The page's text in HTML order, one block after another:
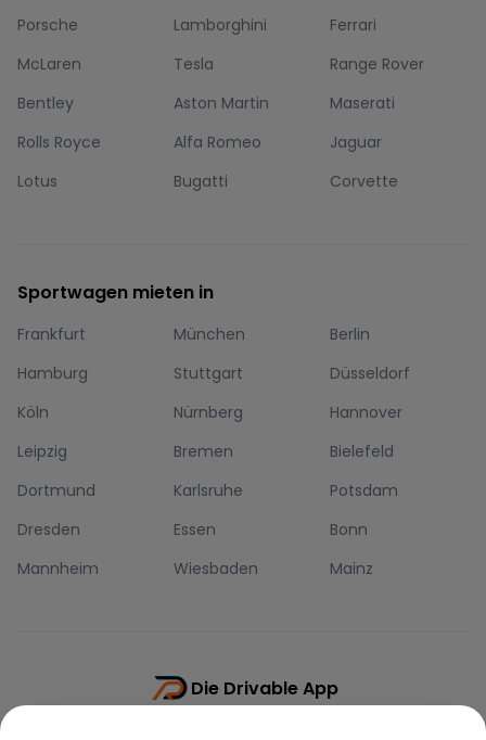
Porsche
Lamborghini
Ferrari
McLaren
Tesla
Range Rover
Bentley
Aston Martin
Maserati
Rolls Royce
Alfa Romeo
Jaguar
Lotus
Bugatti Corvette
Sportwagen mieten in
Frankfurt München
Berlin
Hamburg
Stuttgart
Düsseldorf
Köln
Nürnberg
Hannover
Leipzig
Bremen
Bielefeld
Dortmund
Karlsruhe
Potsdam
Dresden
Essen
Bonn
Mannheim
Wiesbaden Mainz
Die Drivable App